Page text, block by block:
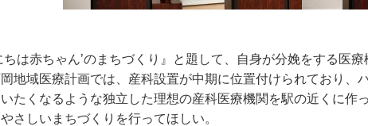
ちは赤ちゃん’のまちづくり』と題して、自身が分娩をする医
地域医療計画では、産科設置が中期に位置付けられており、
たくなるような独立した理想の産科医療機関を駅の近くに作
さしいまちづくりを行ってほしい。